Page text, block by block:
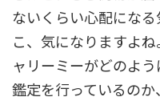
ないくらい心配にな
こ、気になりますよ
ャリーミーがどのよ
鑑定を行っているの